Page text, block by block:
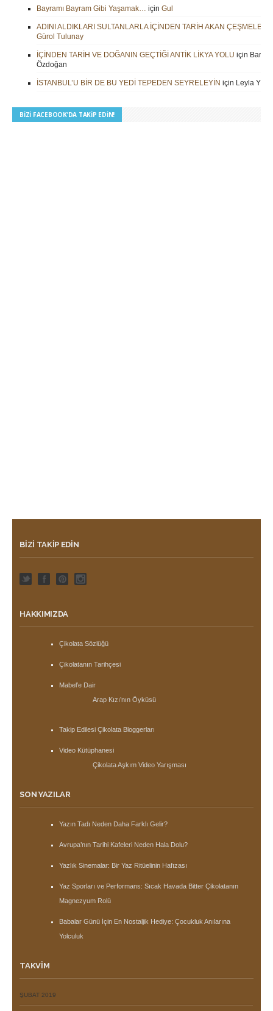
Bayramı Bayram Gibi Yaşamak… için Gul
ADINI ALDIKLARI SULTANLARLA İÇİNDEN TARİH AKAN ÇEŞMELER
Gürol Tulunay
İÇİNDEN TARİH VE DOĞANIN GEÇTİĞİ ANTİK LİKYA YOLU için
Özdoğan
İSTANBUL’U BİR DE BU YEDİ TEPEDEN SEYRELEYİN için Leyla
BIZI FACEBOOK’DA TAKIP EDIN!
BIZI TAKIP EDIN
HAKKIMIZDA
Çikolata Sözlüğü
Çikolatanın Tarihçesi
Mabel’e Dair
Arap Kızı’nın Öyküsü
Takip Edilesi Çikolata Bloggerları
Video Kütüphanesi
Çikolata Aşkım Video Yarışması
SON YAZILAR
Yazın Tadı Neden Daha Farklı Gelir?
Avrupa’nın Tarihi Kafeleri Neden Hala Dolu?
Yazlık Sinemalar: Bir Yaz Ritüelinin Hafızası
Yaz Sporları ve Performans: Sıcak Havada Bitter Çikolatanın
Magnezyum Rolü
Babalar Günü İçin En Nostaljik Hediye: Çocukluk Anılarına
Yolculuk
TAKVIM
ŞUBAT 2019